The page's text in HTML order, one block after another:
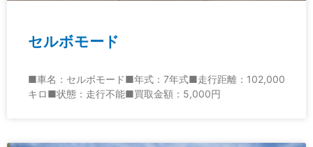
セルボモード
■車名：セルボモード■年式：7年式■走行距離：102,000
キロ■状態：走行不能■買取金額：5,000円